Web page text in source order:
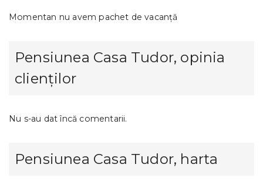
Momentan nu avem pachet de vacanță
Pensiunea Casa Tudor, opinia
clienților
Nu s-au dat încă comentarii.
Pensiunea Casa Tudor, harta